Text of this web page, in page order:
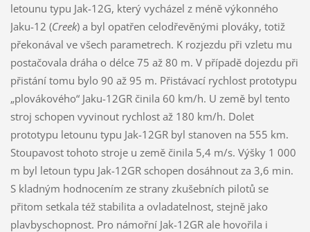
letounu typu Jak-12G, který vycházel z méně výkonného
Jaku-12 (Creek) a byl opatřen celodřevěnými plováky, totiž
překonával ve všech parametrech. K rozjezdu při vzletu mu
postačovala dráha o délce 75 až 80 m. V případě dojezdu při
přistání tomu bylo 90 až 95 m. Přistávací rychlost prototypu
„plovákového“ Jaku-12GR činila 60 km/h. U země byl tento
stroj schopen vyvinout rychlost až 180 km/h. Dolet
prototypu letounu typu Jak-12GR byl stanoven na 555 km.
Stoupavost tohoto stroje u země činila 5,4 m/s. Výšky 1 000
m byl letoun typu Jak-12GR schopen dosáhnout za 3,6 min.
S kladným hodnocením ze strany zkušebních pilotů se
přitom setkala též stabilita a ovladatelnost, stejně jako
plavbyschopnost. Pro námořní Jak-12GR ale hovořila i